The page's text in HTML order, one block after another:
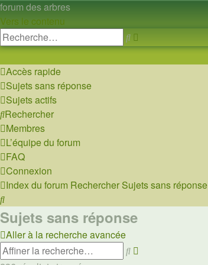
forum des arbres
Vers le contenu
Rechercher
avancée
Accès rapide
Sujets sans réponse
Sujets actifs
Rechercher
Membres
L’équipe du forum
FAQ
Connexion
Index du forum Rechercher Sujets sans réponse
Rechercher
Sujets sans réponse
Aller à la recherche avancée
Rechercher